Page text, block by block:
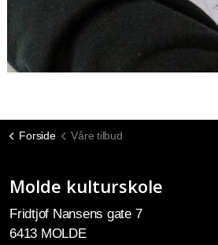
Forside Våre tilbud
Molde kulturskole
Fridtjof Nansens gate 7
6413 MOLDE